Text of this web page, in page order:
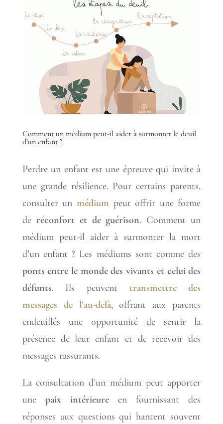
Comment un médium peut-il aider à surmonter le deuil
d’un enfant ?
Perdre un enfant est une épreuve qui invite à
une grande résilience. Pour certains parents,
consulter un médium peut offrir une forme
de réconfort et de guérison. Comment un
médium peut-il aider à surmonter la mort
d’un enfant ? Les médiums sont comme des
ponts entre le monde des vivants et celui des
défunts. Ils peuvent transmettre des
messages de l’au-delà, offrant aux parents
endeuillés une opportunité de sentir la
présence de leur enfant et de recevoir des
messages rassurants.
La consultation d’un médium peut apporter
une paix intérieureen fournissant des
réponses aux questions qui hantent souvent